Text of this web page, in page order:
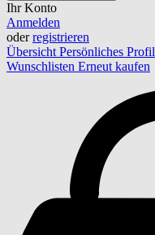
Ihr Konto
Anmelden
oderregistrieren
Übersicht Persönliches Profil
Wunschlisten Erneut kaufen